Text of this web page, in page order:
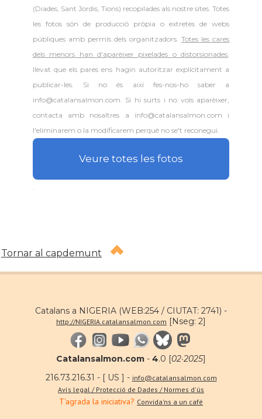
(Diades, Sant Jordis, Tions) recopilades als nostre sites. Totes
les fotos són de producció pròpia o extretes de webs
públiques amb permís dels organitzadors.Totes les cares
dels menors han d'aparèixer pixelades o distorsionades,
llevat que els pares ens hagin autoritzar explícitament a
publicar-les. Si no és així fes-nos-ho saber a
info@catalansalmon.com. Si hi surts i no vols aparèixer,
contacta amb nosaltres a info@catalansalmon.com i
l'eliminarem o la modificarem perquè no se't reconegui.
Veure totes les fotos
Tornar al capdemunt
Catalans a NIGERIA (WEB:254 / CIUTAT: 2741) -
http://NIGERIA.catalansalmon.com [Nseg: 2]
Catalansalmon.com - 4.0 [02·2025]
216.73.216.31 - [ US ] - info@catalansalmon.com
Avís legal / Protecció de Dades / Normes d'ús
T'agrada la iniciativa? Convida'ns a un café